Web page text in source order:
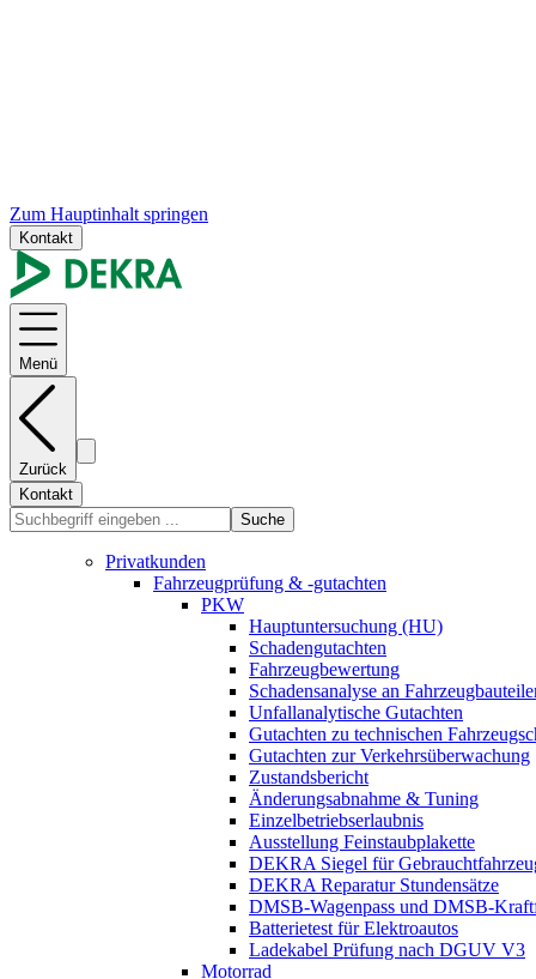
Zum Hauptinhalt springen
Kontakt
Menü
Zurück
Kontakt
Suche
Privatkunden
Fahrzeugprüfung & -gutachten
PKW
Hauptuntersuchung (HU)
Schadengutachten
Fahrzeugbewertung
Schadensanalyse an
Unfallanalytische Gutachten
Gutachten zu technischen
Gutachten zur Verkehrsüberwachung
Zustandsbericht
Änderungsabnahme & Tuning
Einzelbetriebserlaubnis
Ausstellung Feinstaubplakette
DEKRA Siegel für
DEKRA Reparatur Stundensätze
DMSB-Wagenpass und DMSB-
Batterietest für Elektroautos
Ladekabel Prüfung nach DGUV V3
Motorrad